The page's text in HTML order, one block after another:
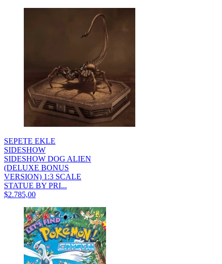
SEPETE EKLE
SIDESHOW
SIDESHOW DOG ALIEN
(DELUXE BONUS
VERSION) 1:3 SCALE
STATUE BY PRI...
$2.785,00